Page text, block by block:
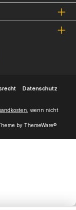
Datenschutz
, wenn nicht
by ThemeWare®